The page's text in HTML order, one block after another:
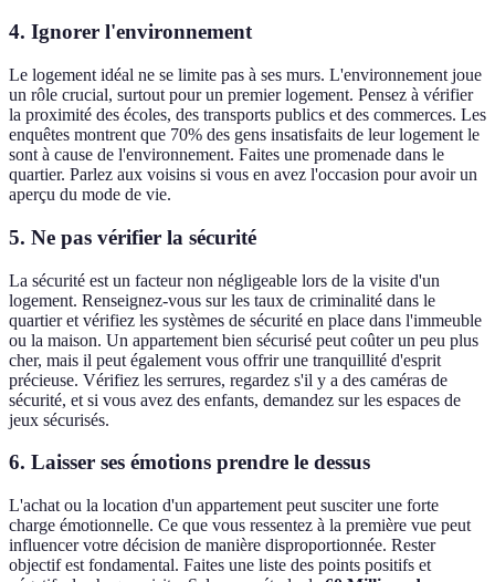
4. Ignorer l'environnement
Le logement idéal ne se limite pas à ses murs. L'environnement joue
un rôle crucial, surtout pour un premier logement. Pensez à vérifier
la proximité des écoles, des transports publics et des commerces. Les
enquêtes montrent que 70% des gens insatisfaits de leur logement le
sont à cause de l'environnement. Faites une promenade dans le
quartier. Parlez aux voisins si vous en avez l'occasion pour avoir un
aperçu du mode de vie.
5. Ne pas vérifier la sécurité
La sécurité est un facteur non négligeable lors de la visite d'un
logement. Renseignez-vous sur les taux de criminalité dans le
quartier et vérifiez les systèmes de sécurité en place dans l'immeuble
ou la maison. Un appartement bien sécurisé peut coûter un peu plus
cher, mais il peut également vous offrir une tranquillité d'esprit
précieuse. Vérifiez les serrures, regardez s'il y a des caméras de
sécurité, et si vous avez des enfants, demandez sur les espaces de
jeux sécurisés.
6. Laisser ses émotions prendre le dessus
L'achat ou la location d'un appartement peut susciter une forte
charge émotionnelle. Ce que vous ressentez à la première vue peut
influencer votre décision de manière disproportionnée. Rester
objectif est fondamental. Faites une liste des points positifs et